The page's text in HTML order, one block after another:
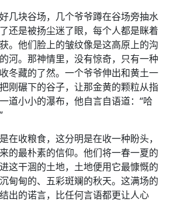
几块谷场，几个爷爷蹲在谷场旁抽水
还是被扬尘迷了眼，每个人都是眯着
。他们脸上的皱纹像是这高原上的沟
河。那神情里，没有惊奇，只有一种
冬藏的了然。一个爷爷伸出和黄土一
刚碾下的谷子，让那金黄的颗粒从指
道小小的瀑布，他自言自语道：“哈
在收粮食，这分明是在收一种盼头，
的最朴素的信仰。他们将一春一夏的
这干涸的土地，土地便用它最慷慨的
甸甸的、五彩斑斓的秋天。这满场的
出的诺言，比任何言语都更让人心